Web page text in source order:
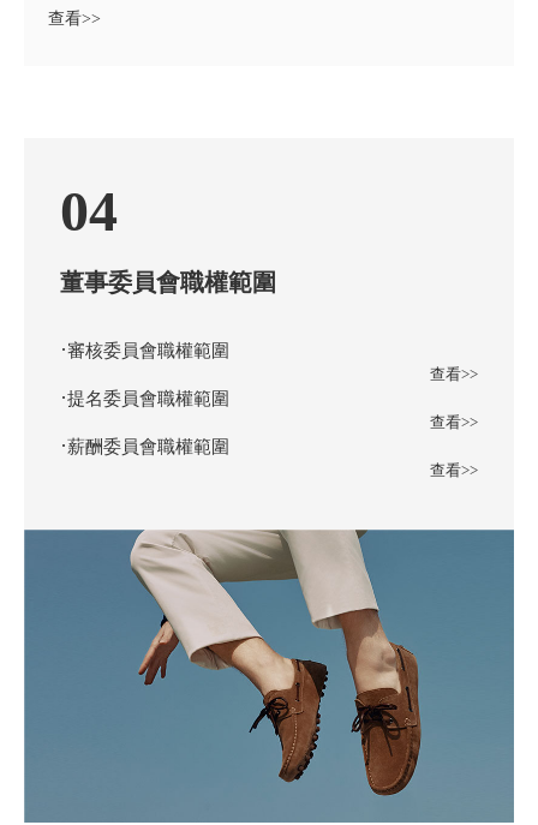
查看>>
04
董事委員會職權範圍
·審核委員會職權範圍
查看>>
·提名委員會職權範圍
查看>>
·薪酬委員會職權範圍
查看>>